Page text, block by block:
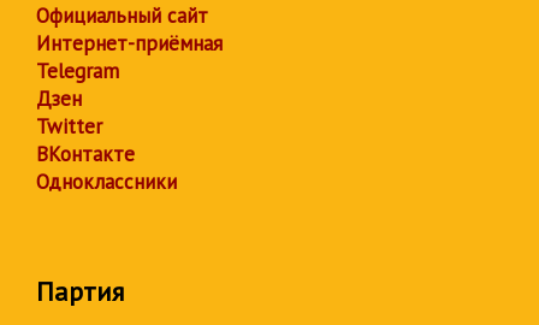
Официальный сайт
Интернет-приёмная
Telegram
Дзен
Twitter
ВКонтакте
Одноклассники
Партия